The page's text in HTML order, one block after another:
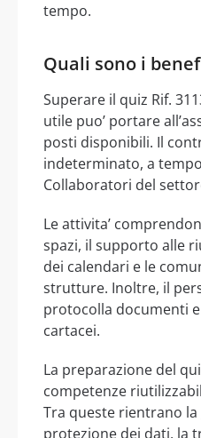
tempo.
Quali sono i
Superare il quiz Rif.
utile puo’ portare
posti disponibili. Il
indeterminato, a
Collaboratori del
Le attivita’
spazi, il supporto alle
dei calendari e le
strutture. Inoltre, il
protocolla documenti
cartacei.
La preparazione del
competenze
Tra queste rientrano
protezione dei dati, la